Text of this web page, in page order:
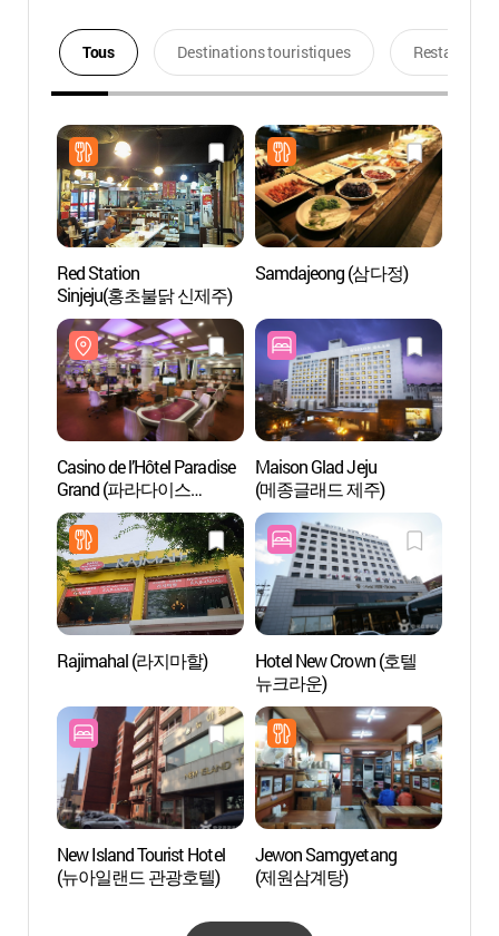
Tous Destinations touristiques Restaurants
Red Station
Sinjeju(홍초불닭 신제주)
Samdajeong (삼다정)
Casino de l’Hôtel Paradise
Grand (파라다이스
카지노 제주 그랜드)
Maison Glad Jeju
(메종글래드 제주)
Rajimahal (라지마할)
Hotel New Crown (호텔
뉴크라운)
New Island Tourist Hotel
(뉴아일랜드 관광호텔)
Jewon Samgyetang
(제원삼계탕)